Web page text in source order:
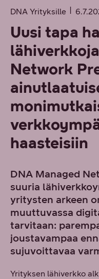
DNA Yrityksille
Uusi tapa
Network
haasteisiin
DNA Managed
suuria
yritysten arkeen
muuttuvassa
tarvitaan:
joustavampaa
sujuvoittavaa
Yrityksen lähiverkko